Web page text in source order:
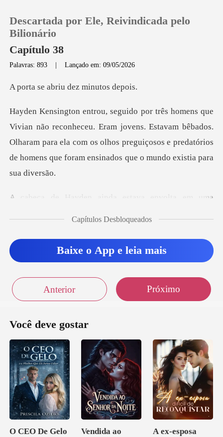
Histórico
Sair
Descartada por Ele, Reivindicada pelo
Bilionário
Capítulo 38
Palavras: 893 |Lançado em: 09/05/2026
briu dez min
Eram jovens. Estavam bêbados.
Olharam para ela com os olhos preguiçosos e pre
stava envolta em uma
Capítulos Desbloqueados
Baixe o App e leia mais
Anterior Próximo
Você deve gostar
O CEO De Gelo
Vendida ao
A ex-esposa